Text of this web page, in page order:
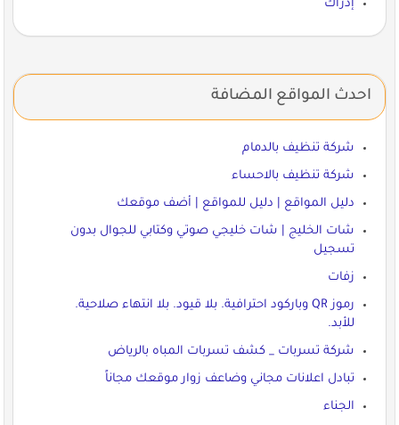
إدراك
احدث المواقع المضافة
شركة تنظيف بالدمام
شركة تنظيف بالاحساء
دليل المواقع | دليل للمواقع | أضف موقعك
شات الخليج | شات خليجي صوتي وكتابي للجوال بدون
تسجيل
زفات
رموز QR وباركود احترافية. بلا قيود. بلا انتهاء صلاحية.
للأبد.
شركة تسربات _ كشف تسربات المباه بالرياض
تبادل اعلانات مجاني وضاعف زوار موقعك مجاناً
الجناء